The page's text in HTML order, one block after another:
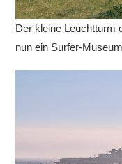
Der kleine Leuchtturm
nun ein Surfer-